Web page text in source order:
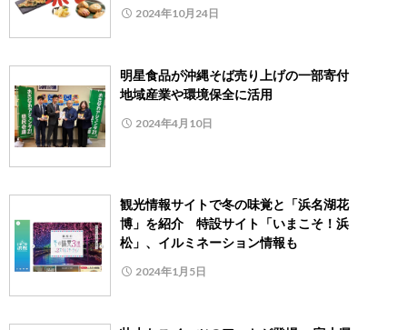
2024年10月24日
明星食品が沖縄そば売り上げの一部寄付
地域産業や環境保全に活用
2024年4月10日
観光情報サイトで冬の味覚と「浜名湖花
博」を紹介 特設サイト「いまこそ！浜
松」、イルミネーション情報も
2024年1月5日